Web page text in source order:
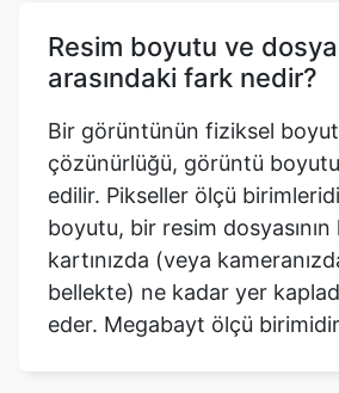
Resim boyutu ve
arasındaki fark nedir?
Bir görüntünün fiziksel
çözünürlüğü, görüntü
edilir. Pikseller ölçü
boyutu, bir resim dosyasının
kartınızda (veya
bellekte) ne kadar yer
eder. Megabayt ölçü birimidir